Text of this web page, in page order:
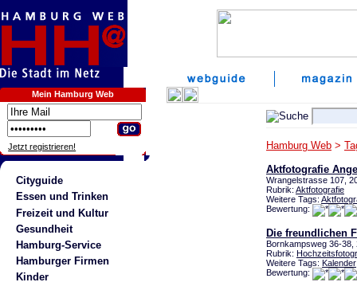
Mein Hamburg Web
Jetzt registrieren!
Cityguide
Essen und Trinken
Freizeit und Kultur
Gesundheit
Hamburg-Service
Hamburger Firmen
Kinder
Hamburg Web >
Aktfotografie
Wrangelstrasse 107,
Rubrik: Aktfotografie
Weitere Tags:
Bewertung:
Die freundlichen
Bornkampsweg 36-38,
Rubrik:
Weitere Tags: Kalender
Bewertung: